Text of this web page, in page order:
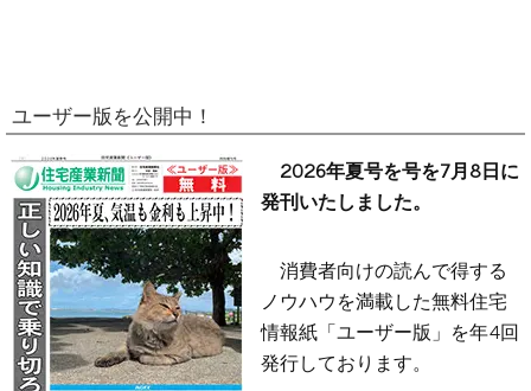
ユーザー版を公開中！
2026年夏号を号を7月8日に
発刊いたしました。
消費者向けの読んで得する
ノウハウを満載した無料住宅
情報紙「ユーザー版」を年4回
発行しております。